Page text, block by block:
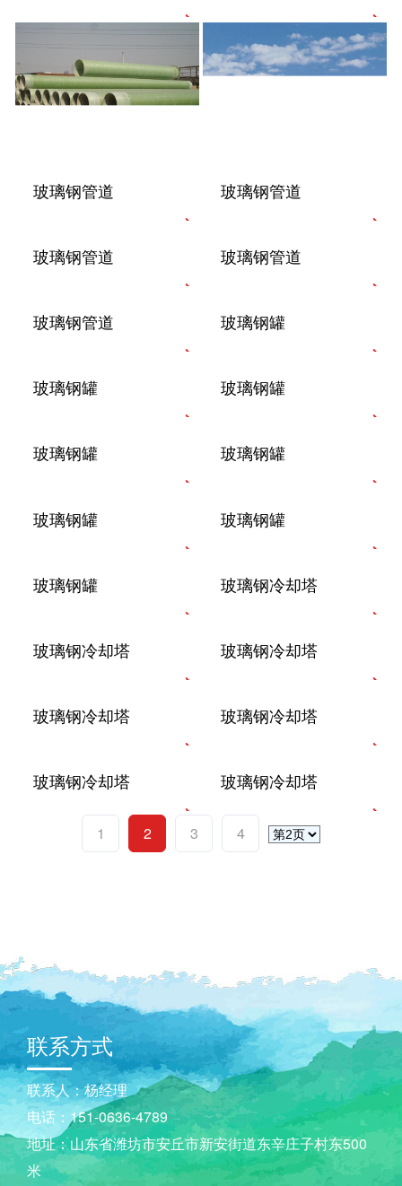
玻璃钢管道 玻璃钢管道
玻璃钢管道 玻璃钢管道
玻璃钢管道 玻璃钢罐
玻璃钢罐 玻璃钢罐
玻璃钢罐 玻璃钢罐
玻璃钢罐 玻璃钢罐
玻璃钢罐 玻璃钢冷却塔
玻璃钢冷却塔 玻璃钢冷却塔
玻璃钢冷却塔 玻璃钢冷却塔
玻璃钢冷却塔 玻璃钢冷却塔
1 2 3 4
联系方式
联系人：杨经理
电话：151-0636-4789
地址：山东省潍坊市安丘市新安街道东辛庄子村东500
米